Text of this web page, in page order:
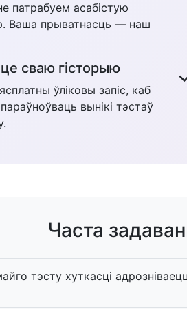
патрабуем асабістую
Ваша прыватнасць — наш
сваю гісторыю
ўліковы запіс, каб
вынікі тэстаў
Часта
тэсту хуткасці